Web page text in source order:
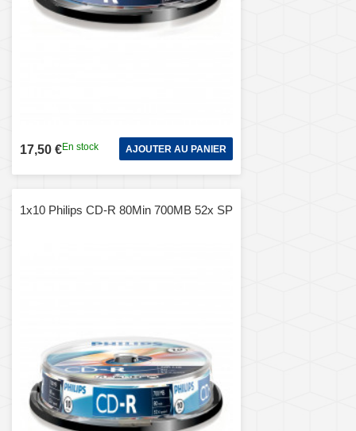
17,50 €En stock AJOUTER AU PANIER
1x10 Philips CD-R 80Min 700MB 52x SP